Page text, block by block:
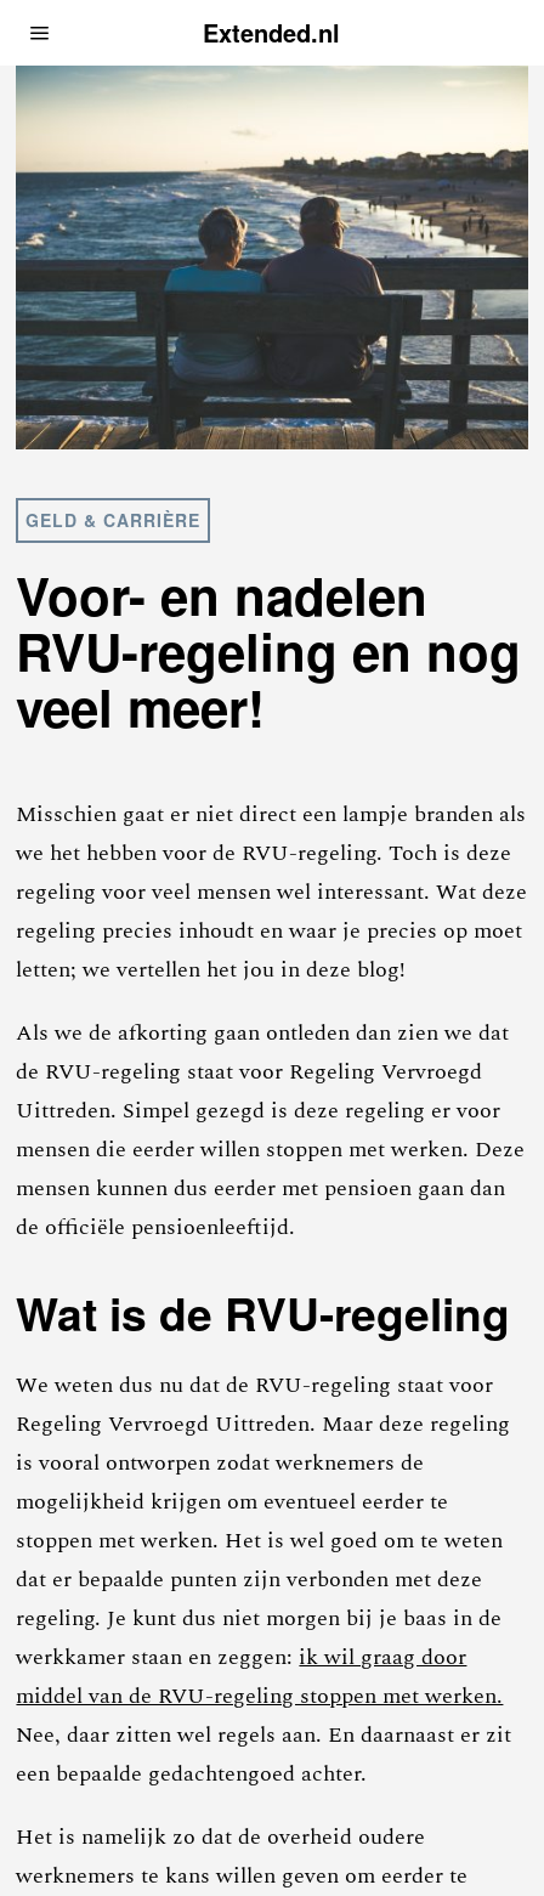
Extended.nl
GELD & CARRIÈRE
Voor- en nadelen
RVU-regeling en nog
veel meer!
Misschien gaat er niet direct een lampje branden als
we het hebben voor de RVU-regeling. Toch is deze
regeling voor veel mensen wel interessant. Wat deze
regeling precies inhoudt en waar je precies op moet
letten; we vertellen het jou in deze blog!
Als we de afkorting gaan ontleden dan zien we dat
de RVU-regeling staat voor Regeling Vervroegd
Uittreden. Simpel gezegd is deze regeling er voor
mensen die eerder willen stoppen met werken. Deze
mensen kunnen dus eerder met pensioen gaan dan
de officiële pensioenleeftijd.
Wat is de RVU-regeling
We weten dus nu dat de RVU-regeling staat voor
Regeling Vervroegd Uittreden. Maar deze regeling
is vooral ontworpen zodat werknemers de
mogelijkheid krijgen om eventueel eerder te
stoppen met werken. Het is wel goed om te weten
dat er bepaalde punten zijn verbonden met deze
regeling. Je kunt dus niet morgen bij je baas in de
werkkamer staan en zeggen:ik wil graag door
middel van de RVU-regeling stoppen met werken.
Nee, daar zitten wel regels aan. En daarnaast er zit
een bepaalde gedachtengoed achter.
Het is namelijk zo dat de overheid oudere
werknemers te kans willen geven om eerder te